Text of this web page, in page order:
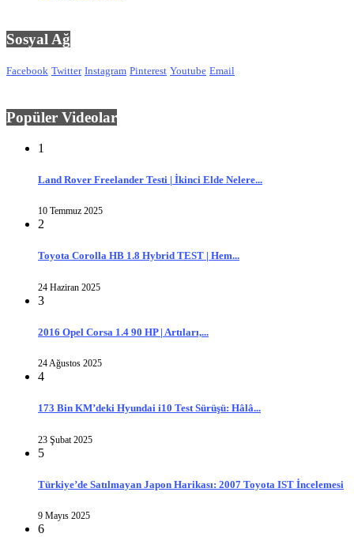
Sosyal Ağ
Facebook Twitter Instagram Pinterest Youtube Email
Popüler Videolar
1
Land Rover Freelander Testi | İkinci Elde Nelere...
10 Temmuz 2025
2
Toyota Corolla HB 1.8 Hybrid TEST | Hem...
24 Haziran 2025
3
2016 Opel Corsa 1.4 90 HP | Artıları,...
24 Ağustos 2025
4
173 Bin KM’deki Hyundai i10 Test Sürüşü: Hâlâ...
23 Şubat 2025
5
Türkiye’de Satılmayan Japon Harikası: 2007 Toyota IST İncelemesi
9 Mayıs 2025
6